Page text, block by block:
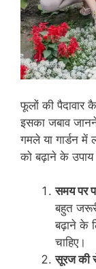
फूलों की पैदावार
इसका जबाव
गमले या गार्डन
को बढ़ाने के उपाय
समय पर
बहुत
बढ़ाने के
चाहिए।
सूरज की